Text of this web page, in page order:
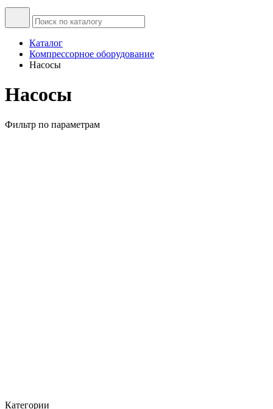
Каталог
Компрессорное оборудование
Насосы
Насосы
Фильтр по параметрам
Категории